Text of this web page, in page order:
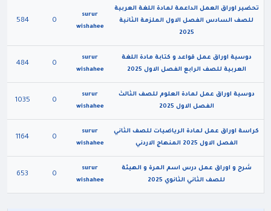
تحضير اوراق العمل الداعمة لمادة اللغة العربية
للصف السادس الفصل الاول الملزمة الثانية
2025
surur
wishahee
0
584
دوسية اوراق عمل قواعد و كتابة مادة اللغة
العربية للصف الرابع الفصل الاول 2025
surur
wishahee
0
484
دوسية اوراق عمل لمادة العلوم للصف الثالث
الفصل الاول 2025
surur
wishahee
0
1035
كراسة اوراق عمل لمادة الرياضيات للصف الثاني
الفصل الاول 2025 المنهاج الاردني
surur
wishahee
0
1164
شرح و اوراق عمل درس اسم المرة و الهيئة
للصف الثاني الثانوي 2025
surur
wishahee
0
653